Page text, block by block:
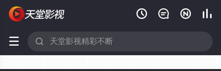
   
 